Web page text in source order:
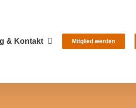
& Kontakt Mitglied werden